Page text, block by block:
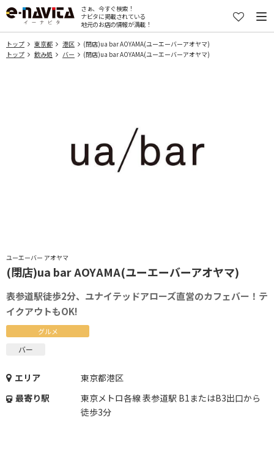
さぁ、今すぐ検索！
ナビタに掲載されている
地元のお店の情報が満載！
トップ 東京都 港区
(閉店)ua bar AOYAMA(ユーエーバーアオヤマ)
トップ
飲み処 バー (閉店)ua bar AOYAMA(ユーエーバーアオヤマ)
ユーエーバー アオヤマ
(閉店)ua bar AOYAMA(ユーエーバーアオヤマ)
表参道駅徒歩2分、ユナイテッドアローズ直営のカフェバー！テ
イクアウトもOK!
グルメ
バー
エリア
東京都港区
最寄り駅
東京メトロ各線 表参道駅 B1またはB3出口から
徒歩3分